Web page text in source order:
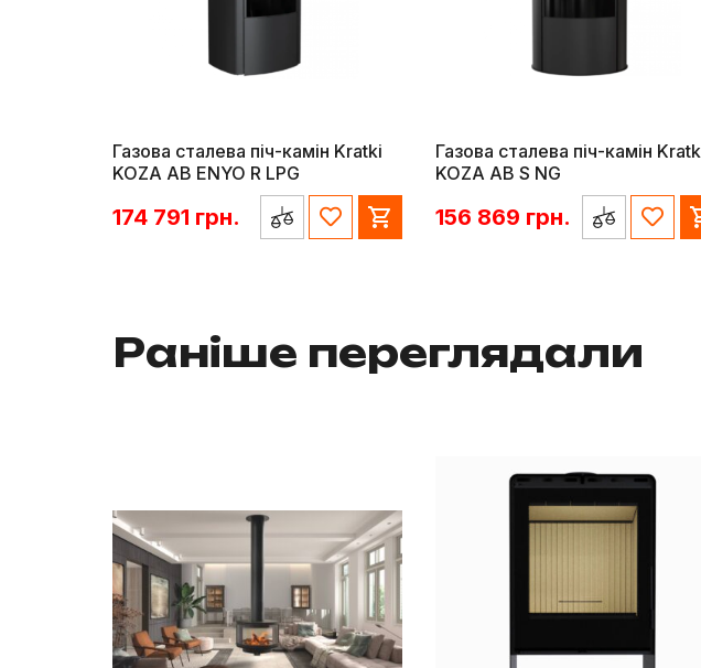
Газова сталева піч-камін Kratki
KOZA AB ENYO R LPG
174 791 грн.
Газова сталева піч-камін
KOZA AB S NG
156 869 грн.
Раніше переглядали